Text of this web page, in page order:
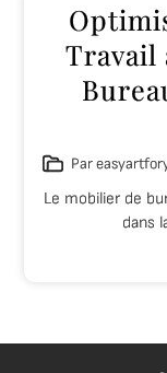
Travail
Par
Le mobilier de
dans